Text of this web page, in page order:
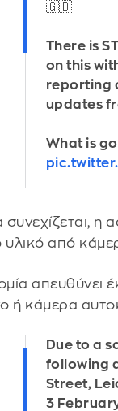
🇬🇧
There is
on this
reporting
updates
What is
η
υλικό από
απευθύνει
ή κάμερα
Due to a
following
Street,
3